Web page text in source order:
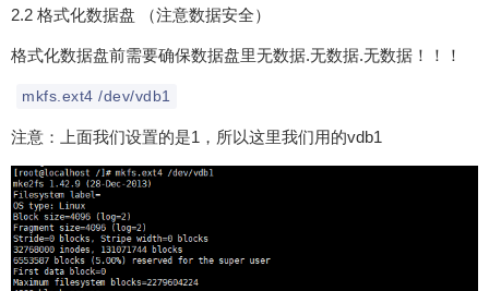
2.2 格式化数据盘 （注意数据安全）
格式化数据盘前需要确保数据盘里无数据.无数据.无数据！！！
mkfs.ext4 /dev/vdb1
注意：上面我们设置的是1，所以这里我们用的vdb1